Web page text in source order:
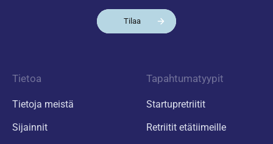
Tilaa
Tietoa
Tietoja meistä
Sijainnit
Tapahtumatyypit
Startupretriitit
Retriitit etätiimeille